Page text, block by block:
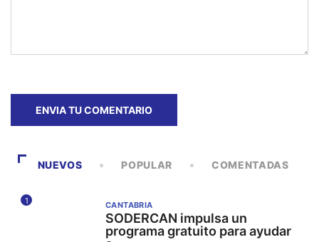
NUEVOS POPULAR COMENTADAS
1 CANTABRIA
SODERCAN impulsa un
programa gratuito para ayudar